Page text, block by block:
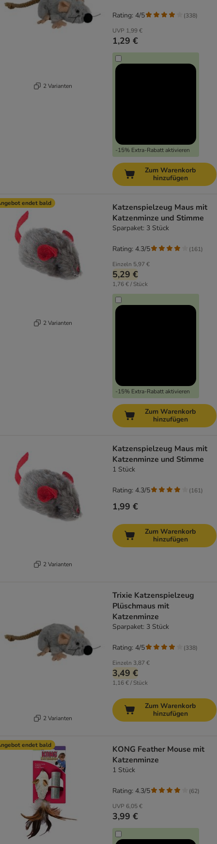
2 Varianten
UVP 1,99 €
1,29 €
-15% Extra-Rabatt aktivieren
Rating: 4/5 (338)
Zum Warenkorb
hinzufügen
endet bald
2 Varianten
Katzenspielzeug Maus mit
Katzenminze und Stimme
Sparpaket: 3 Stück
Einzeln 5,97 €
5,29 €
1,76 € / Stück
-15% Extra-Rabatt aktivieren
Rating: 4.3/5 (161)
Zum Warenkorb
hinzufügen
2 Varianten
Katzenspielzeug Maus mit
Katzenminze und Stimme
1 Stück
1,99 €
Rating: 4.3/5 (161)
Zum Warenkorb
hinzufügen
2 Varianten
Trixie Katzenspielzeug
Plüschmaus mit
Katzenminze
Sparpaket: 3 Stück
Einzeln 3,87 €
3,49 €
1,16 € / Stück
Rating: 4/5 (338)
Zum Warenkorb
hinzufügen
endet bald
KONG Feather Mouse mit
Katzenminze
1 Stück
UVP 6,05 €
3,99 €
Rating: 4.3/5 (62)